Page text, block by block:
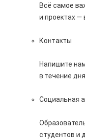
Всё самое
и проектах —
Контакты
Напишите
в течение дня
Социальная
студентов и